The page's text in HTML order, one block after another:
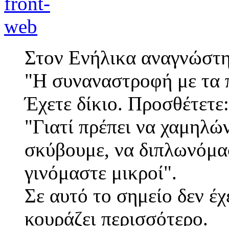
Στον Ενήλικα
"Η συναναστροφή με τα
Έχετε δίκιο. Προσθέτετε:
"Γιατί πρέπει να
σκύβουμε, να
γινόμαστε μικροί".
Σε αυτό το σημείο δεν
κουράζει περισσότερο.